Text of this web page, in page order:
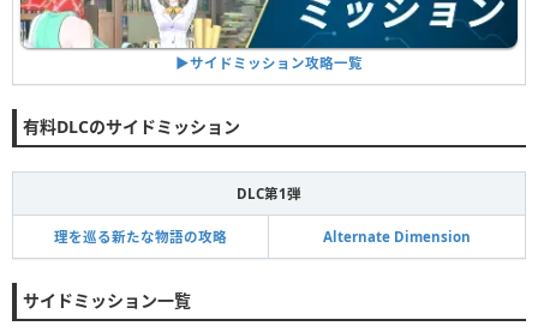
▶︎サイドミッション攻略一覧
有料DLCのサイドミッション
DLC第1弾
理を巡る新たな物語の攻略 Alternate Dimension
サイドミッション一覧